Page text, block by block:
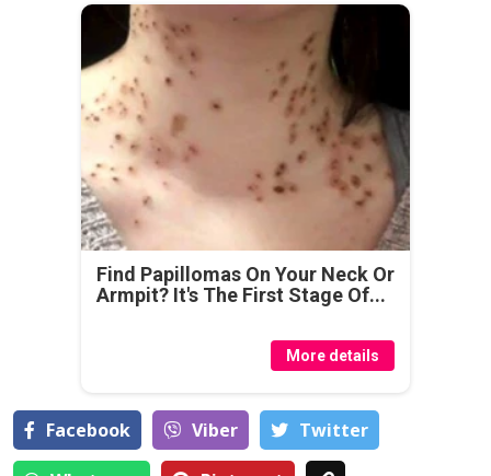
Find Papillomas On Your Neck Or
Armpit? It's The First Stage Of...
More details
Facebook Viber Тwitter